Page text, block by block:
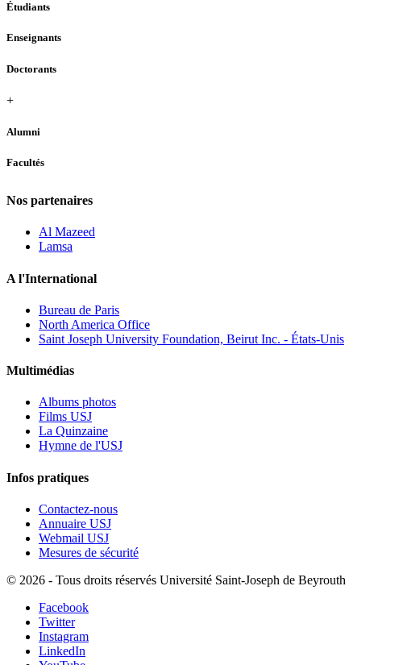
Étudiants
Enseignants
Doctorants
+
Alumni
Facultés
Nos partenaires
Al Mazeed
Lamsa
A l'International
Bureau de Paris
North America Office
Saint Joseph University Foundation, Beirut Inc. - États-Unis
Multimédias
Albums photos
Films USJ
La Quinzaine
Hymne de l'USJ
Infos pratiques
Contactez-nous
Annuaire USJ
Webmail USJ
Mesures de sécurité
© 2026 - Tous droits réservés Université Saint-Joseph de Beyrouth
Facebook
Twitter
Instagram
LinkedIn